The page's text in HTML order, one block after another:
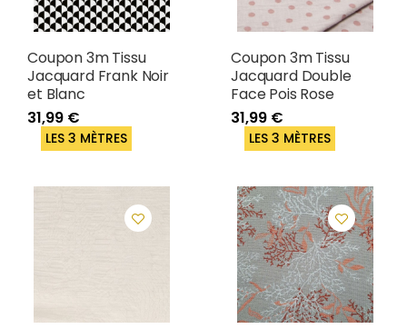
Coupon 3m Tissu
Jacquard Frank Noir
et Blanc
31,99 €
LES 3 MÈTRES
Coupon 3m Tissu
Jacquard Double
Face Pois Rose
31,99 €
LES 3 MÈTRES